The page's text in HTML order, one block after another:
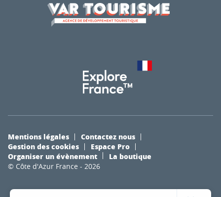
© Côte d'Azur France - 2026
Mentions légales
Contactez nous
Gestion des cookies
Espace Pro
Organiser un évènement
La boutique